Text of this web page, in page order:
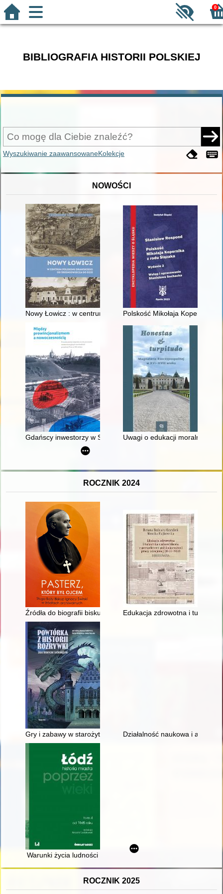
0
BIBLIOGRAFIA HISTORII POLSKIEJ
Wyszukiwanie zaawansowaneKolekcje
NOWOŚCI
Nowy Łowicz : w centrum poligonu drawskiego od
Polskość Mikołaja Kopernika z
Gdańscy inwestorzy w Sopocie : prestiż finansowy i
Uwagi o edukacji moralnej
ROCZNIK 2024
Źródła do biografii biskupa Ignacego Świrskiego w zasobach
Edukacja zdrowotna i
Gry i zabawy w starożytnej MezopotamiiDziałalność naukowa i
Warunki życia ludności
ROCZNIK 2025